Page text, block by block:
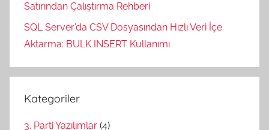
Satırından Çalıştırma Rehberi
SQL Server’da CSV Dosyasından Hızlı Veri İçe
Aktarma: BULK INSERT Kullanımı
Kategoriler
3. Parti Yazılımlar (4)